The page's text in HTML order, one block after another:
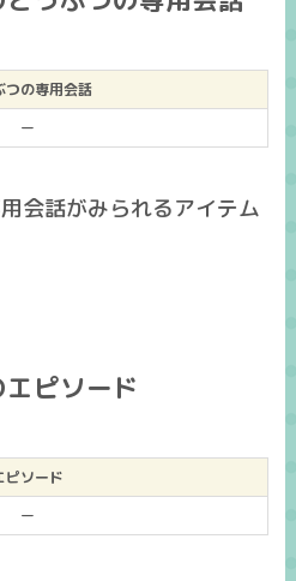
つの専用会話
ー
会話がみられるアイテム
ピソード
ピソード
ー